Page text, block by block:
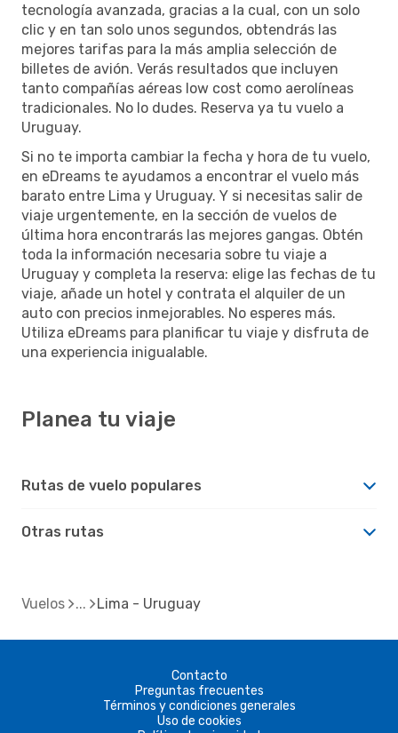
tecnología avanzada, gracias a la cual, con un solo
clic y en tan solo unos segundos, obtendrás las
mejores tarifas para la más amplia selección de
billetes de avión. Verás resultados que incluyen
tanto compañías aéreas low cost como aerolíneas
tradicionales. No lo dudes. Reserva ya tu vuelo a
Uruguay.
Si no te importa cambiar la fecha y hora de tu vuelo,
en eDreams te ayudamos a encontrar el vuelo más
barato entre Lima y Uruguay. Y si necesitas salir de
viaje urgentemente, en la sección de vuelos de
última hora encontrarás las mejores gangas. Obtén
toda la información necesaria sobre tu viaje a
Uruguay y completa la reserva: elige las fechas de tu
viaje, añade un hotel y contrata el alquiler de un
auto con precios inmejorables. No esperes más.
Utiliza eDreams para planificar tu viaje y disfruta de
una experiencia inigualable.
Planea tu viaje
Rutas de vuelo populares
Otras rutas
Vuelos Lima - Uruguay
Contacto
Preguntas frecuentes
Términos y condiciones generales
Uso de cookies